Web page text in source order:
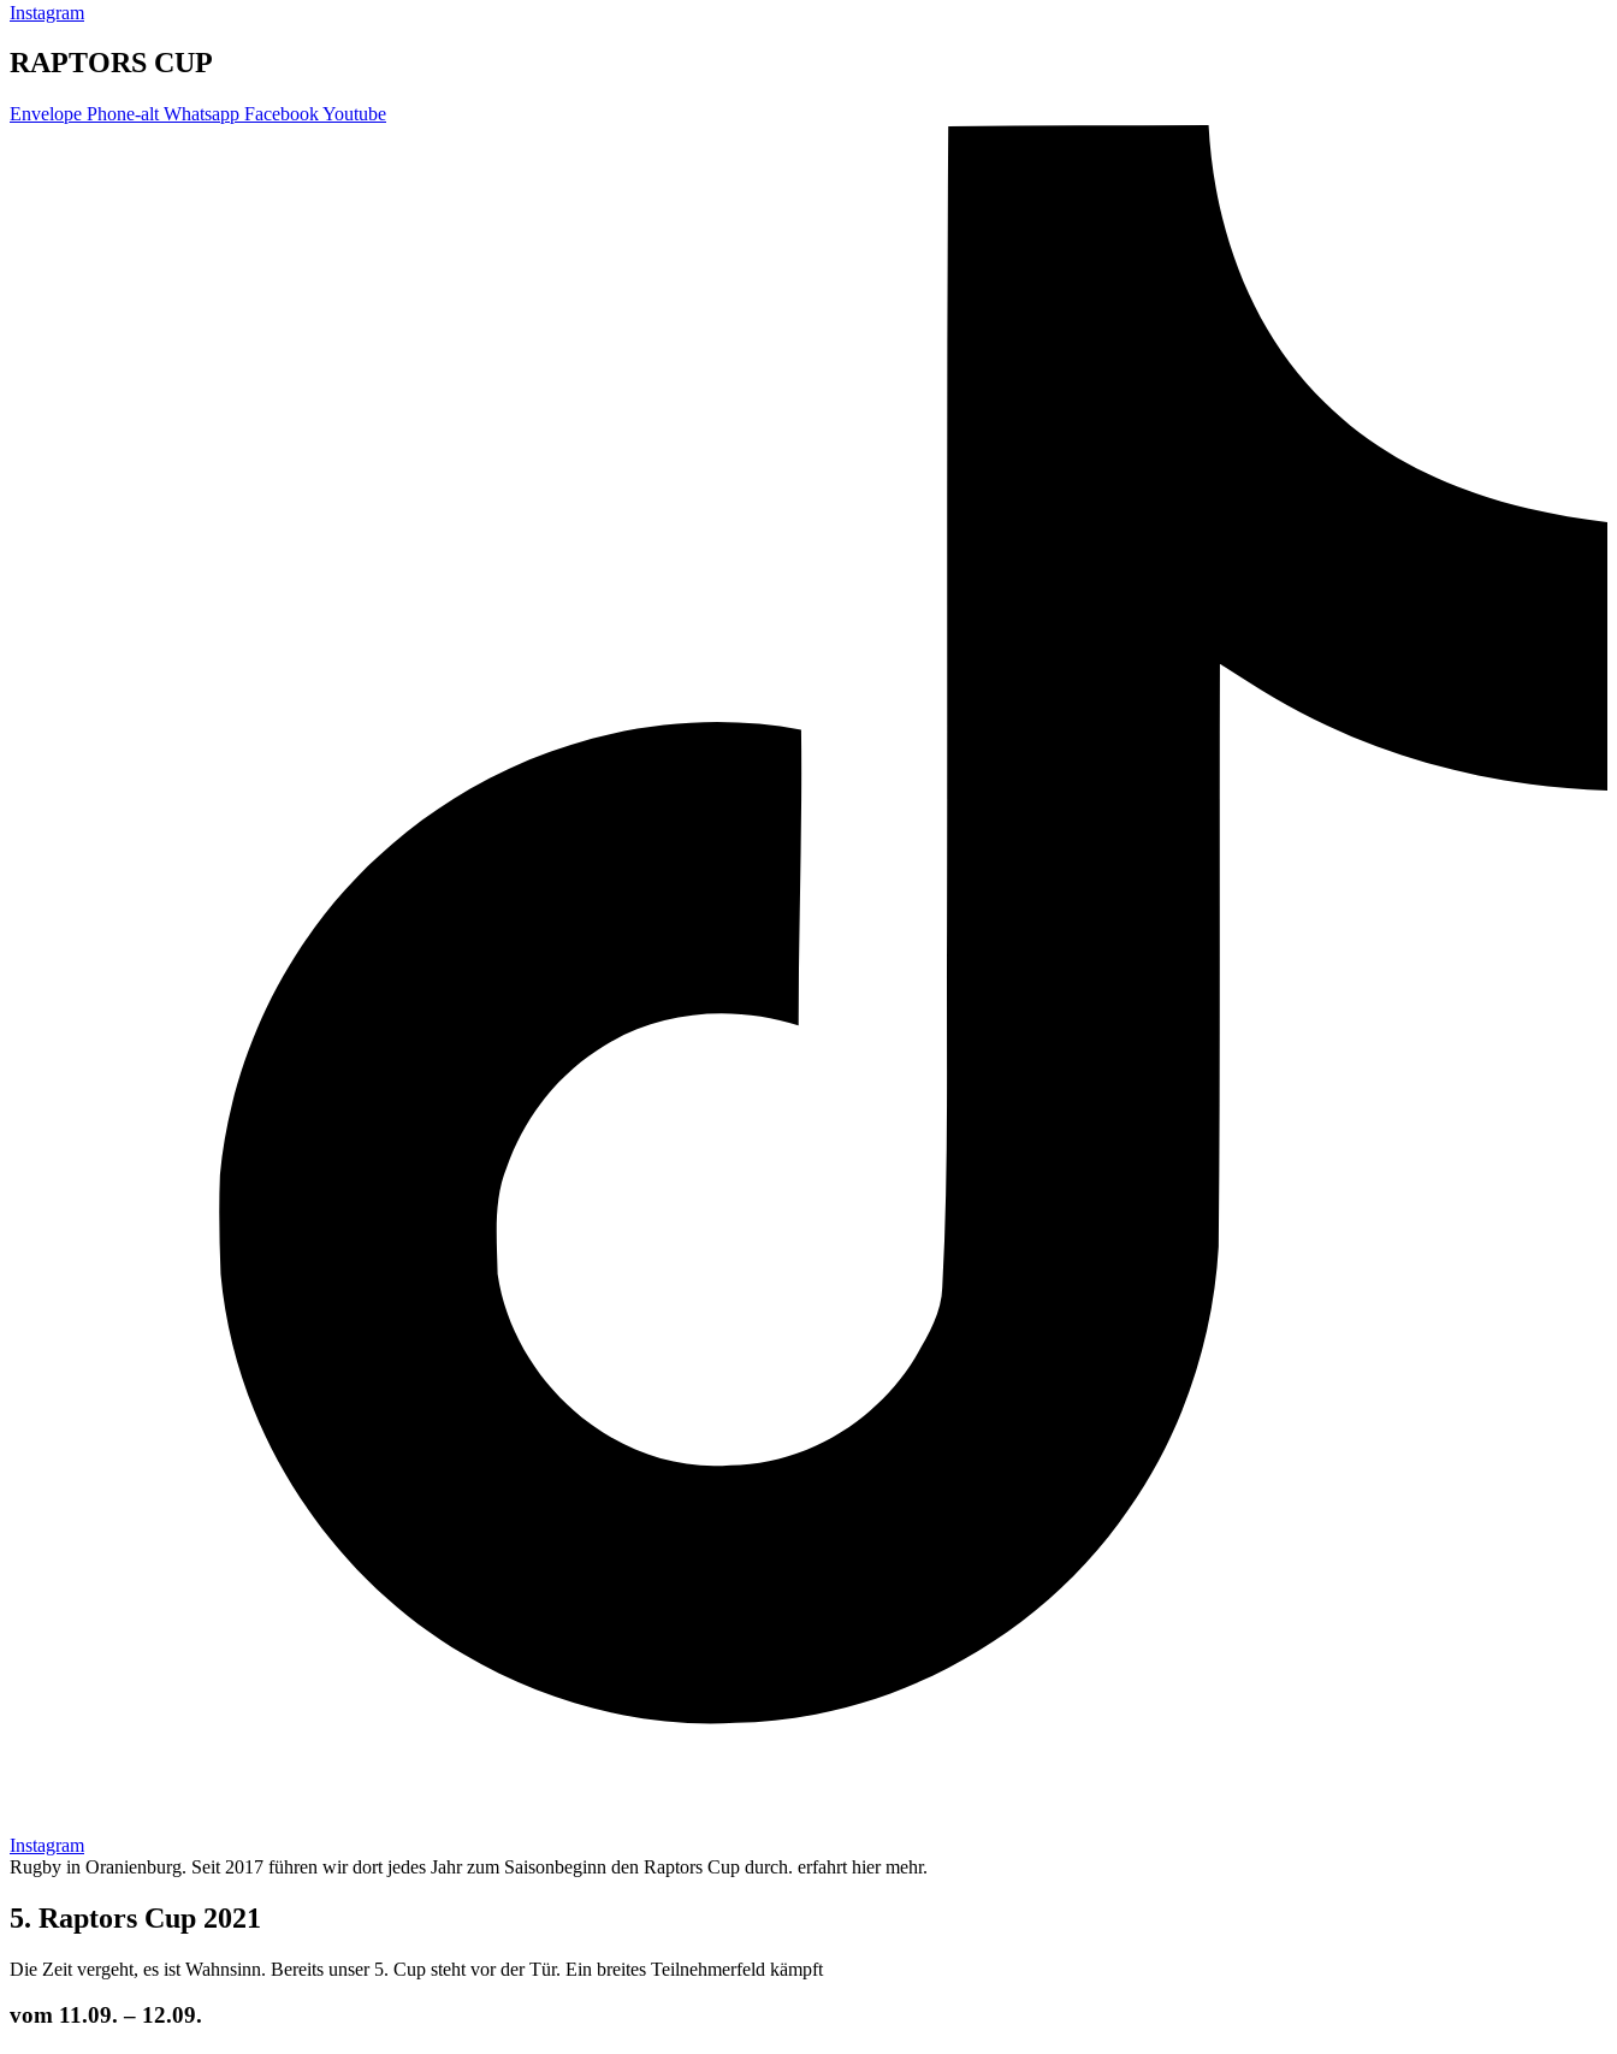
Instagram
RAPTORS CUP
Envelope Phone-alt Whatsapp FacebookYoutube
Instagram
Rugby in Oranienburg. Seit 2017 führen wir dort jedes Jahr zum Saisonbeginn den Raptors Cup durch. erfahrt hier mehr.
5. Raptors Cup 2021
Die Zeit vergeht, es ist Wahnsinn. Bereits unser 5. Cup steht vor der Tür. Ein breites Teilnehmerfeld kämpft
vom 11.09. – 12.09.